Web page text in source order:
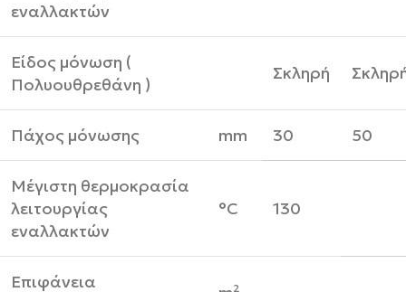
εναλλακτών
Είδος μόνωση (
Πολυουθρεθάνη )
Σκληρή
Πάχος μόνωσης mm 30 50
Μέγιστη θερμοκρασία
λειτουργίας
εναλλακτών
°C 130
Επιφάνεια